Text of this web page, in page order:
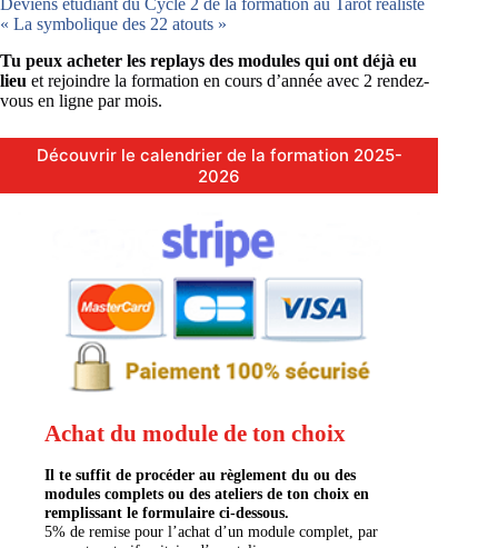
Deviens étudiant du Cycle 2 de la formation au Tarot réaliste
« La symbolique des 22 atouts »
Tu peux acheter les replays des modules qui ont déjà eu
lieu et rejoindre la formation en cours d’année avec 2 rendez-
vous en ligne par mois.
Découvrir le calendrier de la formation 2025-
2026
Achat du module de ton choix
Il te suffit de procéder au règlement du ou des
modules complets ou des ateliers de ton choix en
remplissant le formulaire ci-dessous.
5% de remise pour l’achat d’un module complet, par